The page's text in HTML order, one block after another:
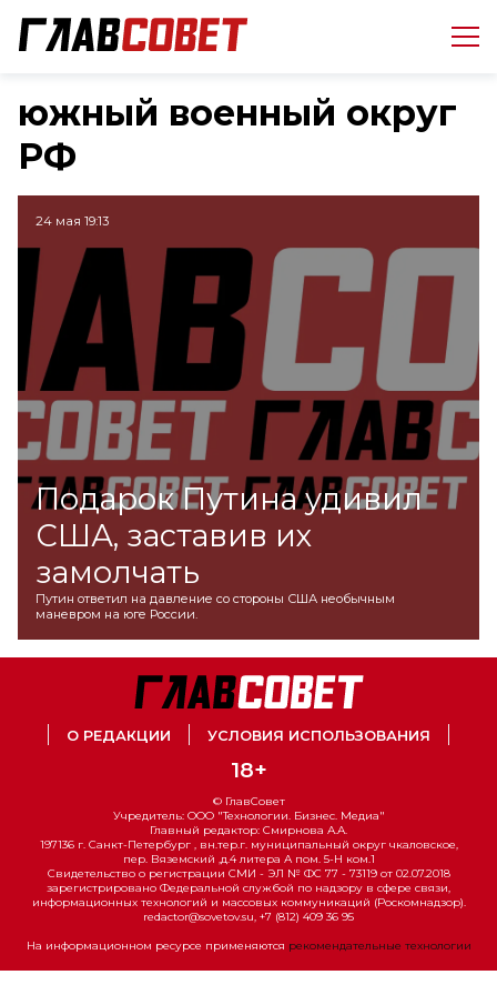
южный военный округ
РФ
24 мая 19:13
Подарок Путина удивил
США, заставив их
замолчать
Путин ответил на давление со стороны США необычным
маневром на юге России.
О РЕДАКЦИИ УСЛОВИЯ ИСПОЛЬЗОВАНИЯ
18+
© ГлавСовет
Учредитель: ООО "Технологии. Бизнес. Медиа"
Главный редактор: Смирнова А.А.
197136 г. Санкт-Петербург , вн.тер.г. муниципальный округ чкаловское,
пер. Вяземский ,д.4 литера А пом. 5-Н ком.1
Свидетельство о регистрации СМИ - ЭЛ № ФС 77 - 73119 от 02.07.2018
зарегистрировано Федеральной службой по надзору в сфере связи,
информационных технологий и массовых коммуникаций (Роскомнадзор).
redactor@sovetov.su, +7 (812) 409 36 95
На информационном ресурсе применяются рекомендательные технологии